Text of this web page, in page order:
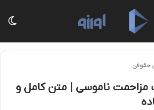
حقوقی
مزاحمت ناموسی | متن کامل و